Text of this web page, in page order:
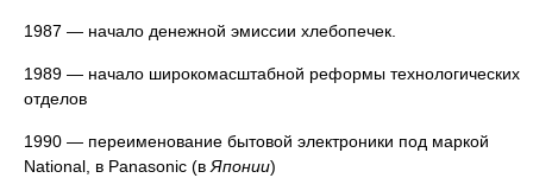
1987 — начало денежной эмиссии хлебопечек.
1989 — начало широкомасштабной реформы технологических
отделов
1990 — переименование бытовой электроники под маркой
National, в Panasonic (вЯпонии)